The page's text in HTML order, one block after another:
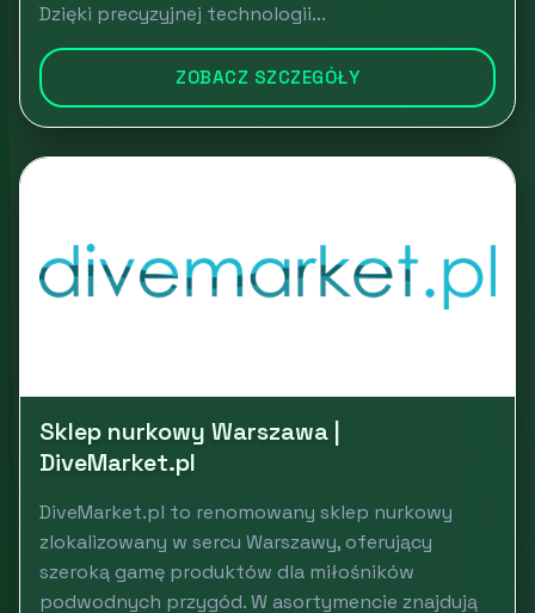
Dzięki precyzyjnej technologii...
ZOBACZ SZCZEGÓŁY
Sklep nurkowy Warszawa |
DiveMarket.pl
DiveMarket.pl to renomowany sklep nurkowy
zlokalizowany w sercu Warszawy, oferujący
szeroką gamę produktów dla miłośników
podwodnych przygód. W asortymencie znajdują